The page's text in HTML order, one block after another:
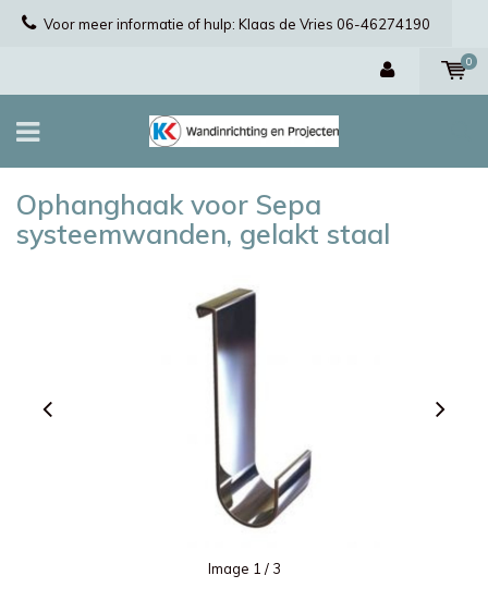
Voor meer informatie of hulp: Klaas de Vries 06-46274190
0
Ophanghaak voor Sepa
systeemwanden, gelakt staal
Image 1 / 3